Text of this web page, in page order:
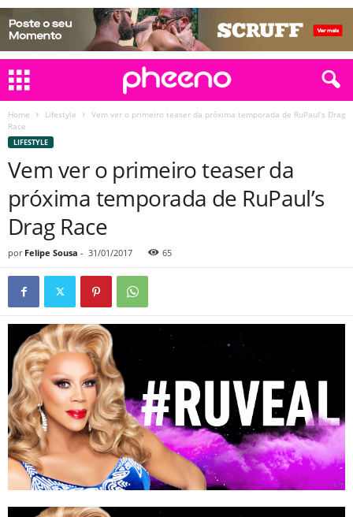
Home Lifestyle
Vem ver o primeiro teaser da próxima temporada de RuPaul’s Drag
Race
LIFESTYLE
Vem ver o primeiro teaser da
próxima temporada de RuPaul’s
Drag Race
por Felipe Sousa - 31/01/2017 65